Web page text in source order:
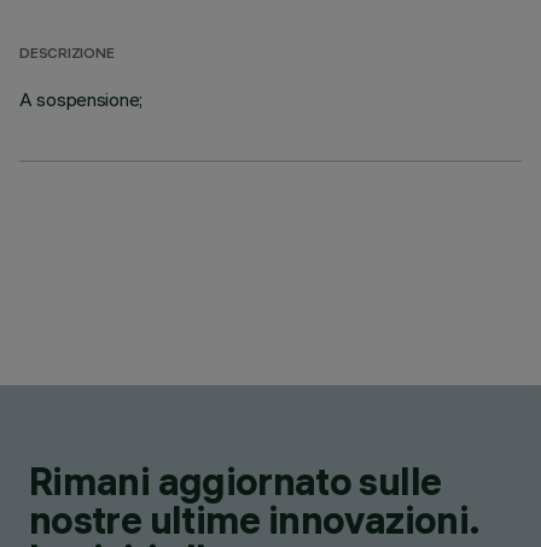
DESCRIZIONE
A sospensione;
Rimani aggiornato sulle
nostre ultime innovazioni.